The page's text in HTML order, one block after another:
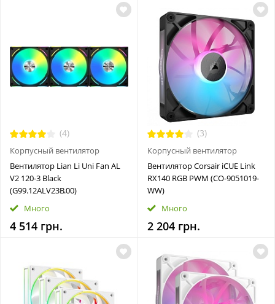
(4)
Корпусный вентилятор
Вентилятор Lian Li Uni Fan AL
V2 120-3 Black
(G99.12ALV23B.00)
Много
4 514 грн.
(3)
Корпусный вентилятор
Вентилятор Corsair iCUE Link
RX140 RGB PWM (CO-9051019-
WW)
Много
2 204 грн.